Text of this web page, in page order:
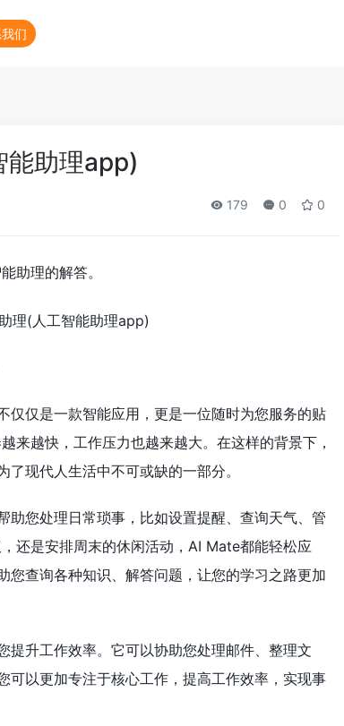
们
能助理app)
179 0 0
助理的解答。
仅是一款智能应用，更是一位随时为您服务的贴
来越快，工作压力也越来越大。在这样的背景下，
现代人生活中不可或缺的一部分。
您处理日常琐事，比如设置提醒、查询天气、管
还是安排周末的休闲活动，AI Mate都能轻松应
查询各种知识、解答问题，让您的学习之路更加
升工作效率。它可以协助您处理邮件、整理文
以更加专注于核心工作，提高工作效率，实现事